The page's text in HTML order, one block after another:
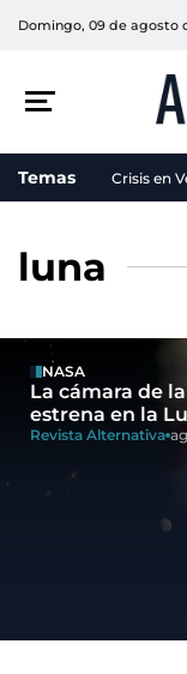
Domingo, 09 de agosto
Temas Crisis en
luna
NASA
La cámara de
estrena en la
Revista Alternativa